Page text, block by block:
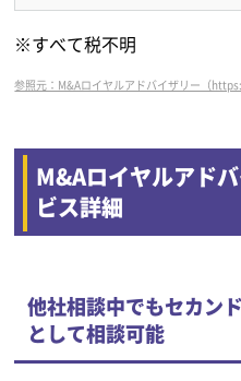
※すべて税不明
参照元：M&Aロイヤルアドバイザリー（
M&Aロイヤルアド
ビス詳細
他社相談中でもセカン
として相談可能